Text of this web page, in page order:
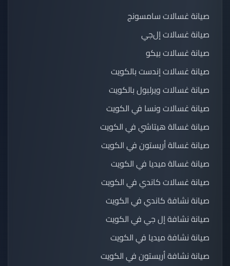
صيانة غسالات سامسونج
صيانة غسالات إل‌جي
صيانة غسالات بيكو
صيانة غسالات إندست بالكويت
صيانة غسالات ويرلبول بالكويت
صيانة غسالات ونسا في الكويت
صيانة غسالة هيتاشي في الكويت
صيانة غسالة أريستون في الكويت
صيانة غسالة ميديا في الكويت
صيانة غسالات كاندي في الكويت
صيانة نشافة كاندي في الكويت
صيانة نشافة إل جي في الكويت
صيانة نشافة ميديا في الكويت
صيانة نشافة أريستون في الكويت